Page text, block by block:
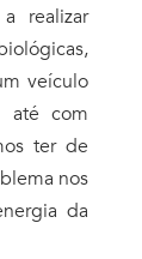
realizar
veículo
até com
ter de
nos
da